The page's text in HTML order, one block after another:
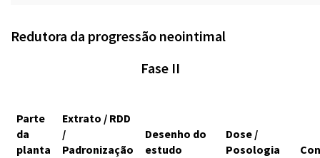
Redutora da progressão neointimal
Fase II
Parte
da
planta
Extrato / RDD
/
Padronização
Desenho do
estudo
Dose /
Posologia